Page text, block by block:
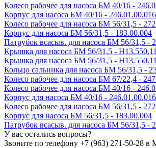
Колесо рабочее для насоса БМ 40/16 -
Корпус для насоса БМ 40/16 - 246.01.00.016
Колесо рабочее для насоса БМ 56/31,5 -
Корпус для насоса БМ 56/31,5 - 183.00.004
Патрубок всасыв. для насоса БМ 56/31,5 -
Крышка для насоса БМ 56/31,5 -
Крышка для насоса БМ 56/31,5 -
Кольцо сальника для насоса БМ 56/31,5 -
Колесо рабочее для насоса БМ 67/22,4 -
Колесо рабочее для насоса БМ 40/16 -
Корпус для насоса БМ 40/16 - 246.01.00.016
Колесо рабочее для насоса БМ 56/31,5 -
Корпус для насоса БМ 56/31,5 - 183.00.004
Патрубок всасыв. для насоса БМ 56/31,5 -
У вас остались вопросы?
Звоните по телефону +7 (963) 271-50-28 в